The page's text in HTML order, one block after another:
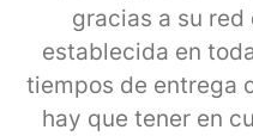
gracias a su
establecida en
tiempos de entrega
hay que tener en